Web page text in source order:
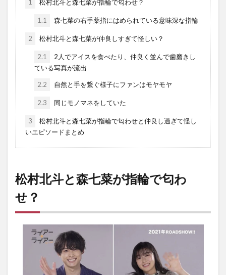
1 松村北斗と森七菜が指輪で匂わせ？
1.1 森七菜の右手薬指にはめられている意味深な指輪
2 松村北斗と森七菜が仲良しすぎて怪しい？
2.1
2人でアイスを食べたり、仲良く並んで歯磨きし
ている写真が流出
2.2 自然と手を繋ぐ様子にファンはモヤモヤ
2.3 同じモノマネをしていた
3
松村北斗と森七菜が指輪で匂わせと仲良し過ぎて怪し
いエピソードまとめ
松村北斗と森七菜が指輪で匂わ
せ？